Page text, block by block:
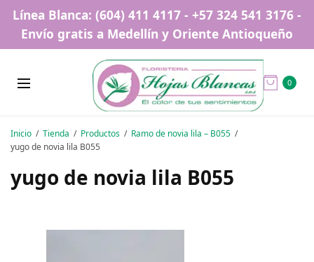
Línea Blanca: (604) 411 4117 - +57 324 541 3176 -
Envío gratis a Medellín y Oriente Antioqueño
0
Inicio Tienda Productos
Ramo de novia lila – B055
yugo de novia lila B055
yugo de novia lila B055